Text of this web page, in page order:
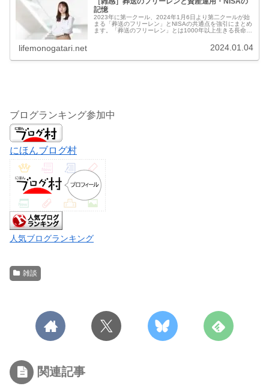
記憶
2023年に第一クール、2024年1月6日より第二クールが始
まる「葬送のフリーレン」とNISAの共通点を強引にまとめ
ます。「葬送のフリーレン」とは1000年以上生きる長命種
lifemonogatari.net 2024.01.04
ブログランキング参加中
にほんブログ村
人気ブログランキング
雑談
関連記事